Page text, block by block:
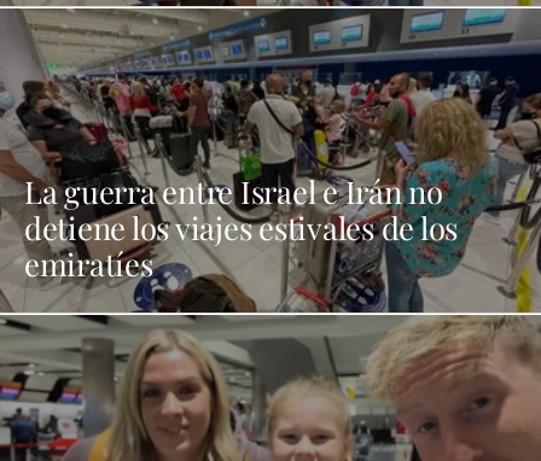
La guerra entre Israel e Irán no
detiene los viajes estivales de los
emiratíes